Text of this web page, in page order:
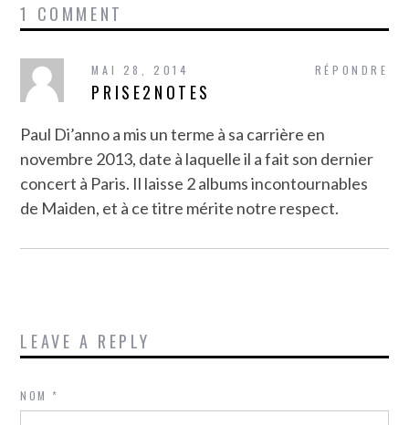
1 COMMENT
RÉPONDRE
MAI 28, 2014
PRISE2NOTES
Paul Di’anno a mis un terme à sa carrière en
novembre 2013, date à laquelle il a fait son dernier
concert à Paris. Il laisse 2 albums incontournables
de Maiden, et à ce titre mérite notre respect.
LEAVE A REPLY
NOM*